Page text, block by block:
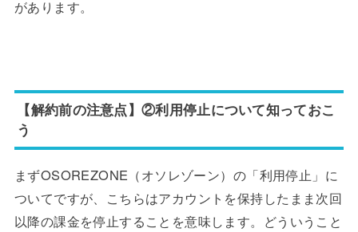
があります。
【解約前の注意点】②利用停止について知っておこ
う
まずOSOREZONE（オソレゾーン）の「利用停止」に
ついてですが、こちらはアカウントを保持したまま次回
以降の課金を停止することを意味します。どういうこと